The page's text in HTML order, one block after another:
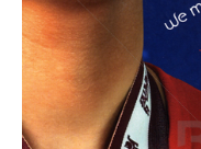
Konzerne
Epoche